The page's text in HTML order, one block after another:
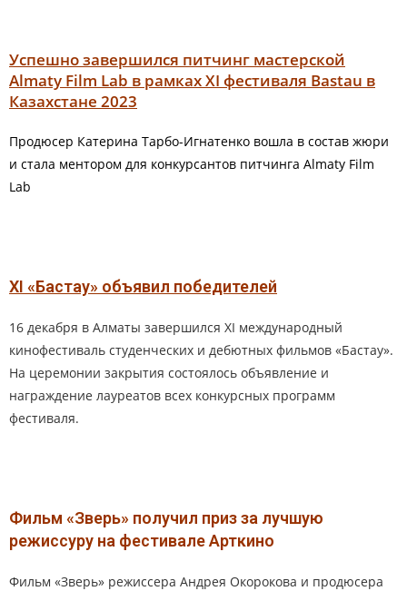
Успешно завершился питчинг мастерской
Almaty Film Lab в рамках XI фестиваля Bastau в
Казахстане 2023
Продюсер Катерина Тарбо-Игнатенко вошла в состав жюри
и стала ментором для конкурсантов питчинга Almaty Film
Lab
XI «Бастау» объявил победителей
16 декабря в Алматы завершился XI международный
кинофестиваль студенческих и дебютных фильмов «Бастау».
На церемонии закрытия состоялось объявление и
награждение лауреатов всех конкурсных программ
фестиваля.
Фильм «Зверь» получил приз за лучшую
режиссуру на фестивале Арткино
Фильм «Зверь» режиссера Андрея Окорокова и продюсера